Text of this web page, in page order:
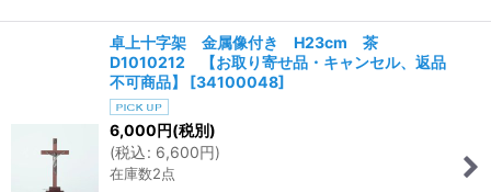
卓上十字架 金属像付き H23cm 茶
D1010212 【お取り寄せ品・キャンセル、返品
不可商品】
[34100048]
6,000円(税別)
(税込: 6,600円)
在庫数2点